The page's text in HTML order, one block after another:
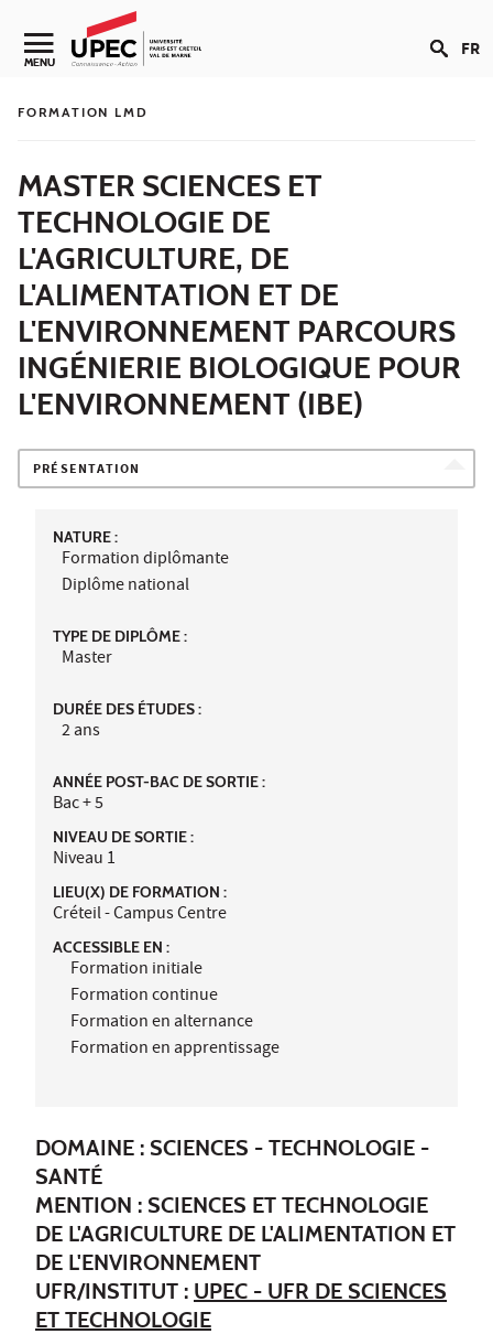
Aller au contenu
Navigation secondaire
MENU FR
FORMATION LMD
MASTER SCIENCES ET
TECHNOLOGIE DE
L'AGRICULTURE, DE
L'ALIMENTATION ET DE
L'ENVIRONNEMENT PARCOURS
INGÉNIERIE BIOLOGIQUE POUR
L'ENVIRONNEMENT (IBE)
PRÉSENTATION
NATURE :
Formation diplômante
Diplôme national
TYPE DE DIPLÔME :
Master
DURÉE DES ÉTUDES :
2 ans
ANNÉE POST-BAC DE SORTIE :
Bac + 5
NIVEAU DE SORTIE :
Niveau 1
LIEU(X) DE FORMATION :
Créteil - Campus Centre
ACCESSIBLE EN :
Formation initiale
Formation continue
Formation en alternance
Formation en apprentissage
DOMAINE : SCIENCES - TECHNOLOGIE -
SANTÉ
MENTION : SCIENCES ET TECHNOLOGIE
DE L'AGRICULTURE DE L'ALIMENTATION ET
DE L'ENVIRONNEMENT
UFR/INSTITUT : UPEC - UFR DE SCIENCES
ET TECHNOLOGIE